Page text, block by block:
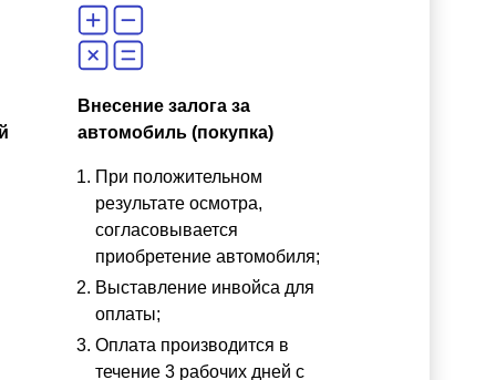
Внесение залога за
автомобиль (покупка)
При положительном
результате осмотра,
согласовывается
приобретение автомобиля;
Выставление инвойса для
оплаты;
Оплата производится в
течение 3 рабочих дней с